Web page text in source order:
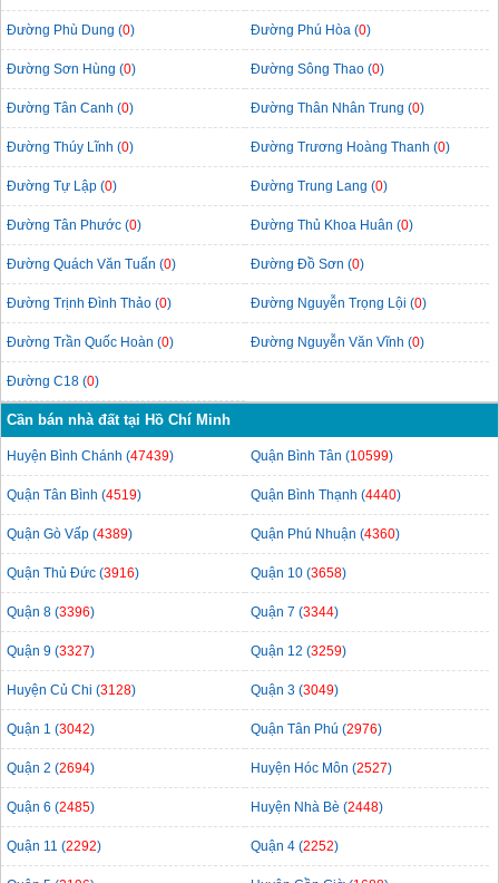
Đường Phù Dung (0) Đường Phú Hòa (0)
Đường Sơn Hùng (0) Đường Sông Thao (0)
Đường Tân Canh (0) Đường Thân Nhân Trung (0)
Đường Thúy Lĩnh (0) Đường Trương Hoàng Thanh (0)
Đường Tự Lập (0) Đường Trung Lang (0)
Đường Tân Phước (0) Đường Thủ Khoa Huân (0)
Đường Quách Văn Tuấn (0) Đường Đồ Sơn (0)
Đường Trịnh Đình Thảo (0) Đường Nguyễn Trọng Lội (0)
Đường Trần Quốc Hoàn (0) Đường Nguyễn Văn Vĩnh (0)
Đường C18 (0)
Cần bán nhà đất tại Hồ Chí Minh
Huyện Bình Chánh (47439) Quận Bình Tân (10599)
Quận Tân Bình (4519) Quận Bình Thạnh (4440)
Quận Gò Vấp (4389) Quận Phú Nhuận (4360)
Quận Thủ Đức (3916) Quận 10 (3658)
Quận 8 (3396) Quận 7 (3344)
Quận 9 (3327) Quận 12 (3259)
Huyện Củ Chi (3128) Quận 3 (3049)
Quận 1 (3042) Quận Tân Phú (2976)
Quận 2 (2694) Huyện Hóc Môn (2527)
Quận 6 (2485) Huyện Nhà Bè (2448)
Quận 11 (2292) Quận 4 (2252)